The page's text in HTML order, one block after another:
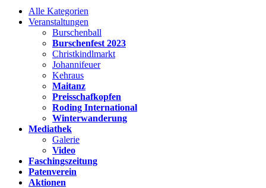
Alle Kategorien
Veranstaltungen
Burschenball
Burschenfest 2023
Christkindlmarkt
Johannifeuer
Kehraus
Maitanz
Preisschafkopfen
Roding International
Winterwanderung
Mediathek
Galerie
Video
Faschingszeitung
Patenverein
Aktionen